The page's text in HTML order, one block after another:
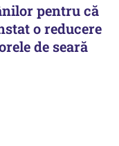
pentru că
o reducere
de seară